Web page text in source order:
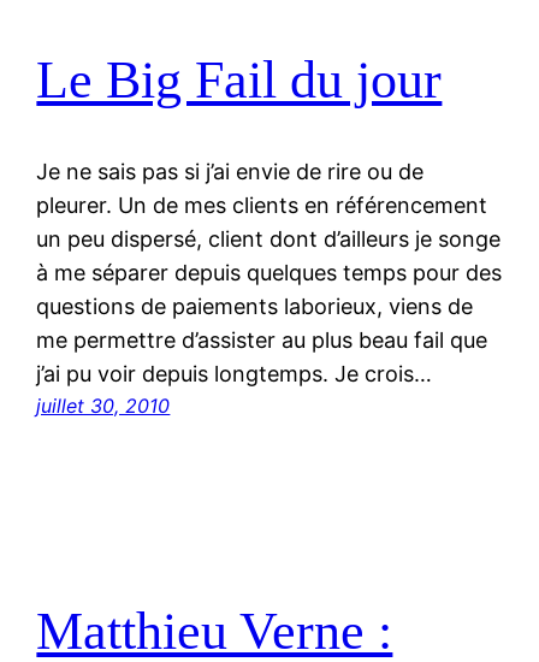
Le Big Fail du jour
Je ne sais pas si j’ai envie de rire ou de
pleurer. Un de mes clients en référencement
un peu dispersé, client dont d’ailleurs je songe
à me séparer depuis quelques temps pour des
questions de paiements laborieux, viens de
me permettre d’assister au plus beau fail que
j’ai pu voir depuis longtemps. Je crois…
juillet 30, 2010
Matthieu Verne :